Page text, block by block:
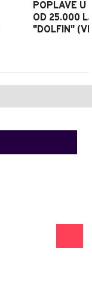
POPLAVE U
OD 25.000
"DOLFIN"